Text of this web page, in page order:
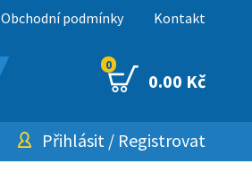
Obchodní podmínky Kontakt
0
0.00 Kč
Přihlásit / Registrovat